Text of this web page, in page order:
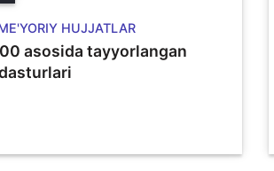
HUJJATLAR
asosida tayyorlangan